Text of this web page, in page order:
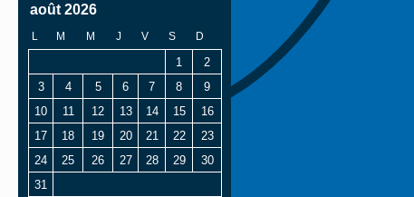
août 2026
L M M J V S D
1
2
3
4 5 6 7 8
9
10
11 12 13 14 15
16
17
18 19 20 21 22
23
24
25 26 27 28 29
30
31